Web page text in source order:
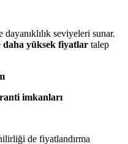
seviyeleri sunar.
daha yüksek fiyatlar talep
imkanları
de fiyatlandırma